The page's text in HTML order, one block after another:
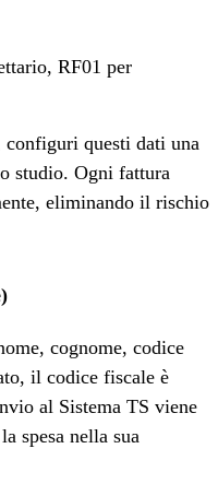
RF01 per
questi dati una
studio. Ogni fattura
eliminando il rischio
cognome, codice
il codice fiscale è
al Sistema TS viene
spesa nella sua